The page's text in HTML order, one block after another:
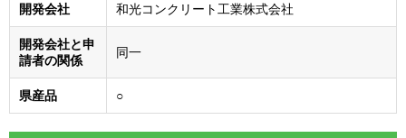
開発会社 和光コンクリート工業株式会社
開発会社と申
請者の関係
同一
県産品 ○